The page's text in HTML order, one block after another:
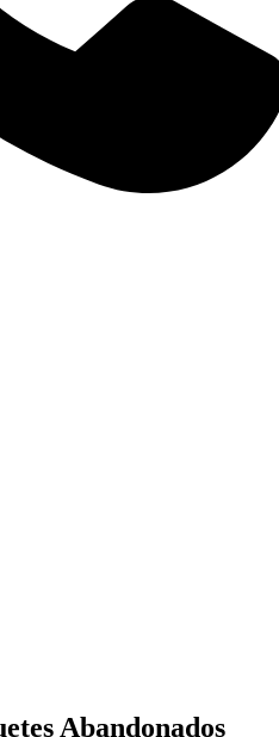
Abandonados